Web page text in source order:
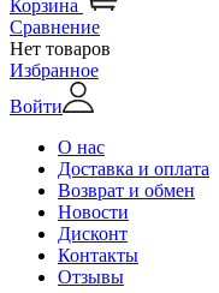
Корзина
Сравнение
Нет товаров
Избранное
Войти
О нас
Доставка и оплата
Возврат и обмен
Новости
Дисконт
Контакты
Отзывы